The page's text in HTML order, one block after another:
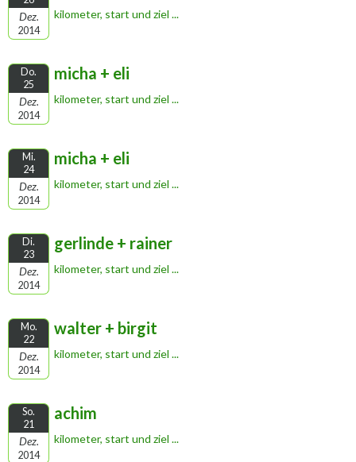
Dez.
2014
kilometer, start und ziel ...
Do.
25
Dez.
2014
micha + eli
kilometer, start und ziel ...
Mi.
24
Dez.
2014
micha + eli
kilometer, start und ziel ...
Di.
23
Dez.
2014
gerlinde + rainer
kilometer, start und ziel ...
Mo.
22
Dez.
2014
walter + birgit
kilometer, start und ziel ...
So.
21
Dez.
2014
achim
kilometer, start und ziel ...